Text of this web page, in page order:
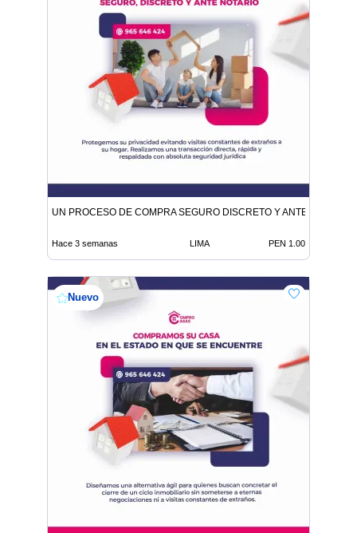
UN PROCESO DE COMPRA SEGURO DISCRETO Y ANTE NOTARIO
Hace 3 semanas LIMA PEN 1.00
Nuevo